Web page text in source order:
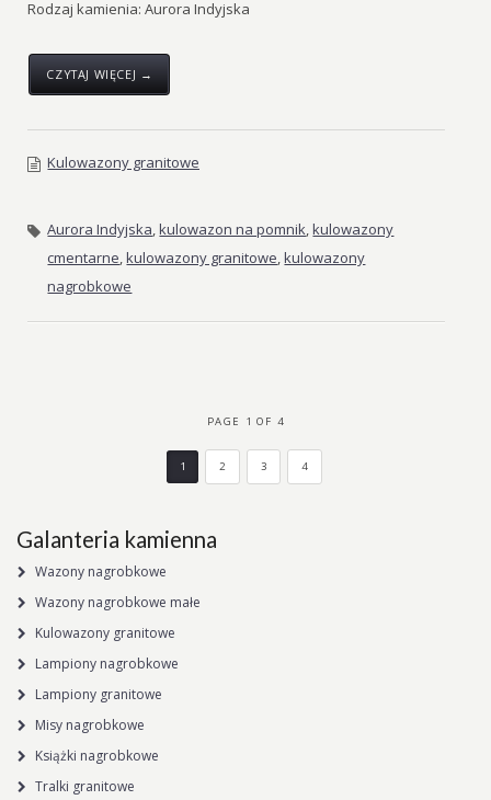
Rodzaj kamienia: Aurora Indyjska
CZYTAJ WIĘCEJ →
Kulowazony granitowe
Aurora Indyjska,kulowazon na pomnik,kulowazony
cmentarne,kulowazony granitowe,kulowazony
nagrobkowe
PAGE 1 OF 4
1 2 3 4
Galanteria kamienna
Wazony nagrobkowe
Wazony nagrobkowe małe
Kulowazony granitowe
Lampiony nagrobkowe
Lampiony granitowe
Misy nagrobkowe
Książki nagrobkowe
Tralki granitowe